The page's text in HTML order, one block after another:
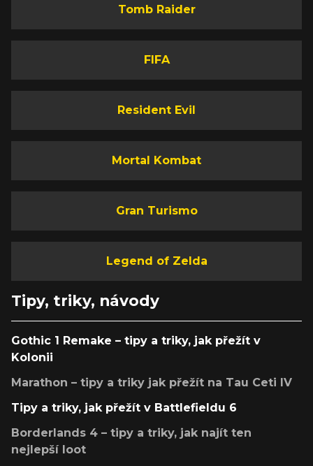
Tomb Raider
FIFA
Resident Evil
Mortal Kombat
Gran Turismo
Legend of Zelda
Tipy, triky, návody
Gothic 1 Remake – tipy a triky, jak přežít v
Kolonii
Marathon – tipy a triky jak přežít na Tau Ceti IV
Tipy a triky, jak přežít v Battlefieldu 6
Borderlands 4 – tipy a triky, jak najít ten
nejlepší loot